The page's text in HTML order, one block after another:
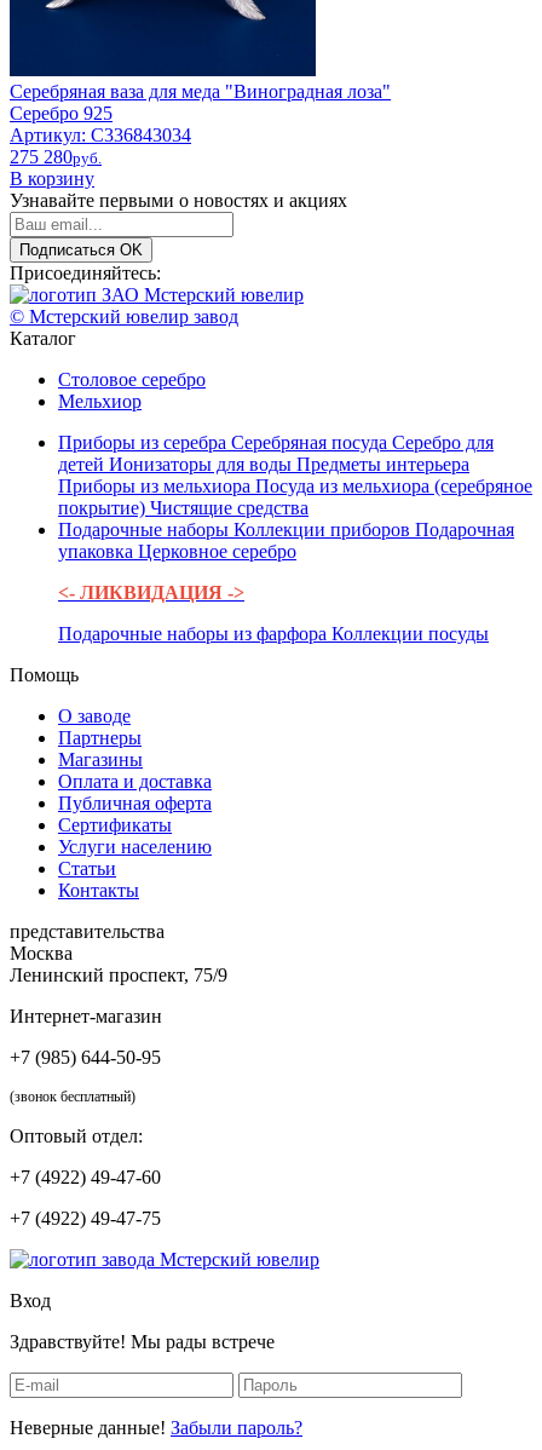
Серебряная ваза для меда "Виноградная лоза"
Серебро 925
Артикул: С336843034
275 280pyб.
В корзину
Узнавайте первыми о новостях и акциях
Подписаться OK
Присоединяйтесь:
© Мстерский ювелир завод
Каталог
Столовое серебро
Мельхиор
Приборы из серебра Серебряная посуда Серебро для
детей Ионизаторы для воды Предметы интерьера
Приборы из мельхиора Посуда из мельхиора (серебряное
покрытие) Чистящие средства
Подарочные наборы Коллекции приборов Подарочная
упаковка Церковное серебро
<- ЛИКВИДАЦИЯ ->
Подарочные наборы из фарфора Коллекции посуды
Помощь
О заводе
Партнеры
Магазины
Оплата и доставка
Публичная оферта
Сертификаты
Услуги населению
Статьи
Контакты
представительства
Москва
Ленинский проспект, 75/9
Интернет-магазин
+7 (985) 644-50-95
(звонок бесплатный)
Оптовый отдел:
+7 (4922) 49-47-60
+7 (4922) 49-47-75
Вход
Здравствуйте! Мы рады встрече
Неверные данные! Забыли пароль?